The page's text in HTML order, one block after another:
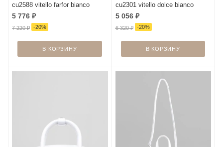
cu2588 vitello farfor bianco
5 776 ₽
7 220₽ -20%
В КОРЗИНУ
cu2301 vitello dolce bianco
5 056₽
6 320₽ -20%
В КОРЗИНУ